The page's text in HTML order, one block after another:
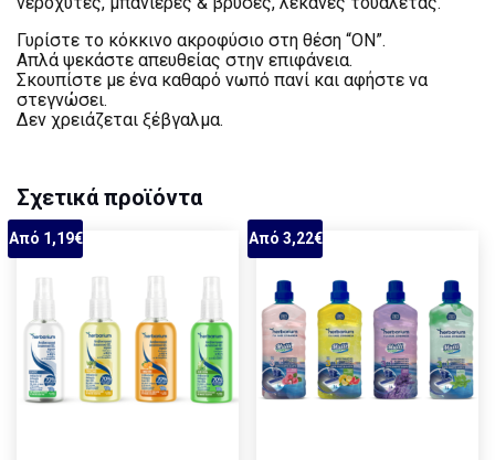
Γυρίστε το κόκκινο ακροφύσιο στη θέση “ON”.
Απλά ψεκάστε απευθείας στην επιφάνεια.
Σκουπίστε με ένα καθαρό νωπό πανί και αφήστε να
στεγνώσει.
Δεν χρειάζεται ξέβγαλμα.
Σχετικά προϊόντα
Από 1,19€ Από 3,22€